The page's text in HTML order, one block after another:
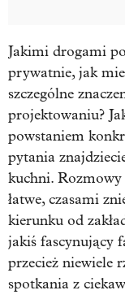
Jakimi drogami
prywatnie, jak
szczególne
projektowaniu?
powstaniem
pytania
kuchni. Rozmowy
łatwe, czasami
kierunku od
jakiś fascynujący
przecież niewiele
spotkania z